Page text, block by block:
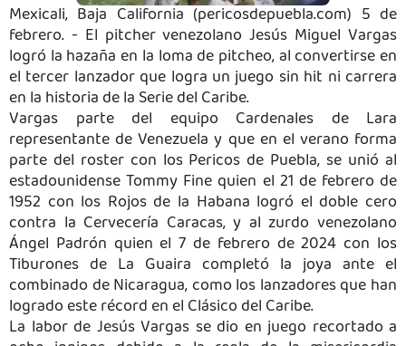
Mexicali, Baja California (pericosdepuebla.com) 5 de
febrero. - El pitcher venezolano Jesús Miguel Vargas
logró la hazaña en la loma de pitcheo, al convertirse en
el tercer lanzador que logra un juego sin hit ni carrera
en la historia de la Serie del Caribe.
Vargas parte del equipo Cardenales de Lara
representante de Venezuela y que en el verano forma
parte del roster con los Pericos de Puebla, se unió al
estadounidense Tommy Fine quien el 21 de febrero de
1952 con los Rojos de la Habana logró el doble cero
contra la Cervecería Caracas, y al zurdo venezolano
Ángel Padrón quien el 7 de febrero de 2024 con los
Tiburones de La Guaira completó la joya ante el
combinado de Nicaragua, como los lanzadores que han
logrado este récord en el Clásico del Caribe.
La labor de Jesús Vargas se dio en juego recortado a